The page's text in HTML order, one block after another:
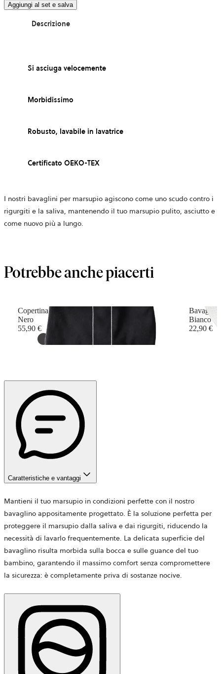
Aggiungi al set e salva
Descrizione
Si asciuga velocemente
Morbidissimo
Robusto, lavabile in lavatrice
Certificato OEKO-TEX
I nostri bavaglini per marsupio agiscono come uno scudo contro i
rigurgiti e la saliva, mantenendo il tuo marsupio pulito, asciutto e
come nuovo più a lungo.
Potrebbe anche piacerti
Copertina per Marsupio
Nero
55,90 €
Bianco
22,90 €
Caratteristiche e vantaggi
Mantieni il tuo marsupio in condizioni perfette con il nostro
bavaglino appositamente progettato. È la soluzione perfetta per
proteggere il marsupio dalla saliva e dai rigurgiti, riducendo la
necessità di lavarlo frequentemente. La delicata superficie del
bavaglino risulta morbida sulla bocca e sulle guance del tuo
bambino, garantendo il massimo comfort senza compromettere
la sicurezza: è completamente priva di sostanze nocive.